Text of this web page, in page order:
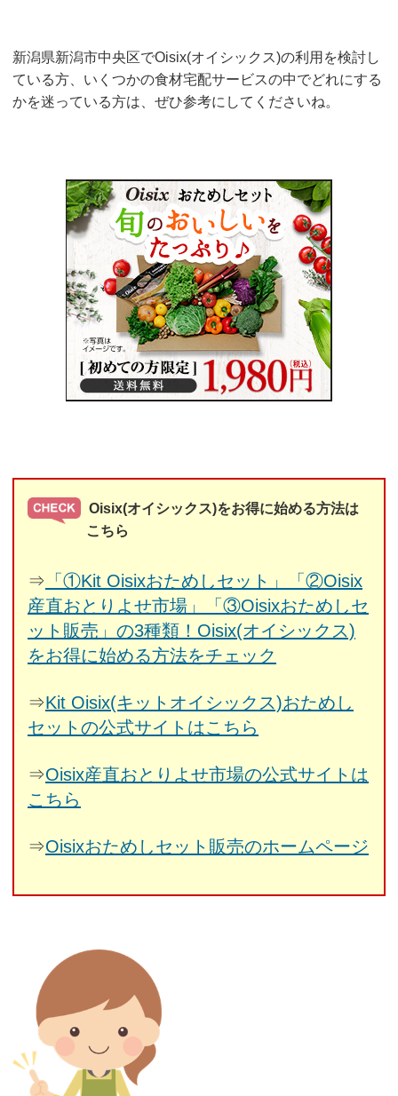
新潟県新潟市中央区でOisix(オイシックス)の利用を検討し
ている方、いくつかの食材宅配サービスの中でどれにする
かを迷っている方は、ぜひ参考にしてくださいね。
Oisix(オイシックス)をお得に始める方法は
こちら
⇒ 「①Kit Oisixおためしセット」「②Oisix
産直おとりよせ市場」「③Oisixおためしセ
ット販売」の3種類！Oisix(オイシックス)
をお得に始める方法をチェック
⇒Kit Oisix(キットオイシックス)おためし
セットの公式サイトはこちら
⇒Oisix産直おとりよせ市場の公式サイトは
こちら
⇒Oisixおためしセット販売のホームページ